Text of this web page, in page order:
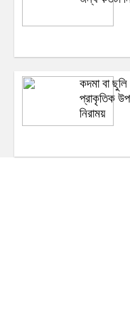
কদমা বা ছুলি
প্রাকৃতিক
নিরাময়